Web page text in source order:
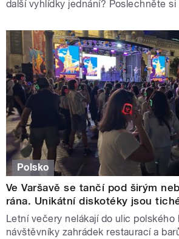
další vyhlídky jednání? Poslechněte si
Polsko
Ve Varšavě se tančí pod širým
rána. Unikátní diskotéky jsou
Letní večery nelákají do ulic polského
návštěvníky zahrádek restaurací a